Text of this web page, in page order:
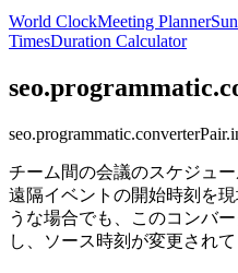
World ClockMeeting Planner
TimesDuration Calculator
チーム間の会議のスケジュ
遠隔イベントの開始時刻を
うな場合でも、このコンバ
し、ソース時刻が変更され